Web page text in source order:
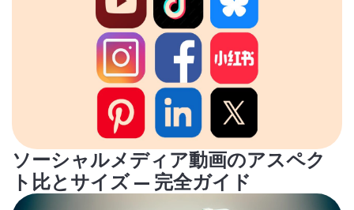
ソーシャルメディア動画のアスペク
ト比とサイズ — 完全ガイド